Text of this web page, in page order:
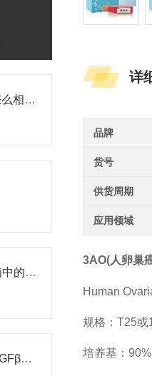
眼见不一定为实？那要怎么相信这个世界？！
Cell:研究解密面孔在大脑中的编码
小鼠转化生长因子β2（TGFβ2）ELISA试剂盒
详
品牌
货号
供货周期
应用领域
3AO(人卵巢
Human
规格：T25或
培养基：